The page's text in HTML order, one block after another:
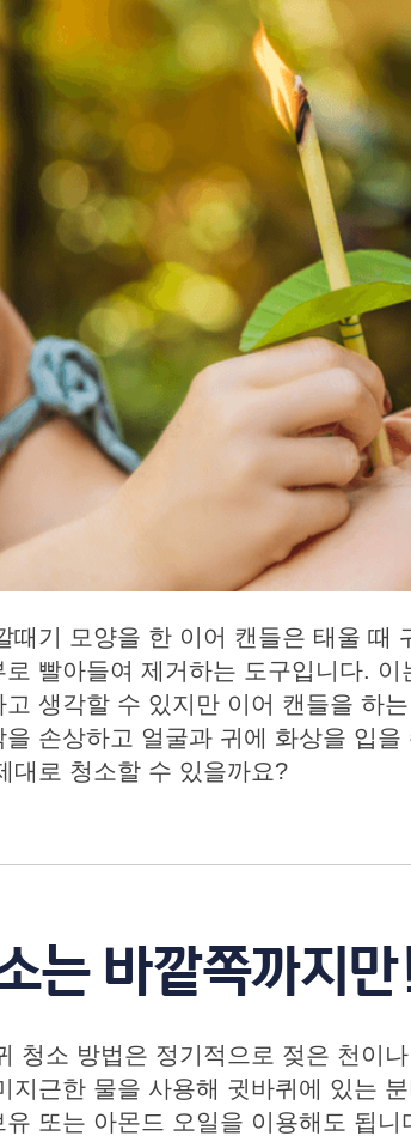
때기 모양을 한 이어 캔들은 태울 때
로 빨아들여 제거하는 도구입니다.
고 생각할 수 있지만 이어 캔들을 하
을 손상하고 얼굴과 귀에 화상을 입을
대로 청소할 수 있을까요?
는 바깥쪽까지
청소 방법은 정기적으로 젖은 천이
지근한 물을 사용해 귓바퀴에 있는
또는 아몬드 오일을 이용해도 됩니